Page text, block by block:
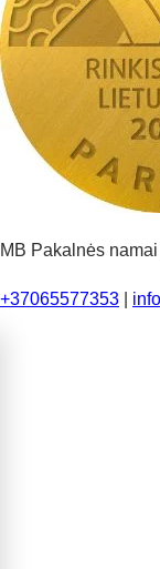
MB Pakalnės
+37065577353